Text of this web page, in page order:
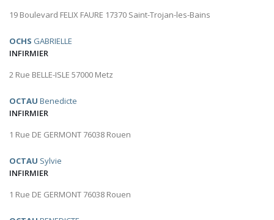
19 Boulevard FELIX FAURE 17370 Saint-Trojan-les-Bains
OCHS GABRIELLE
INFIRMIER
2 Rue BELLE-ISLE 57000 Metz
OCTAU Benedicte
INFIRMIER
1 Rue DE GERMONT 76038 Rouen
OCTAU Sylvie
INFIRMIER
1 Rue DE GERMONT 76038 Rouen